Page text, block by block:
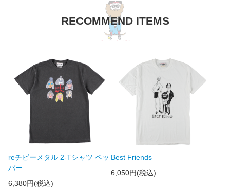
RECOMMEND ITEMS
reチビーメタル 2-Tシャツ ペッ
パー
6,380円(税込)
Best Friends
6,050円(税込)